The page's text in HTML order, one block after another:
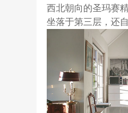
西北朝向的圣玛赛
坐落于第三层，还